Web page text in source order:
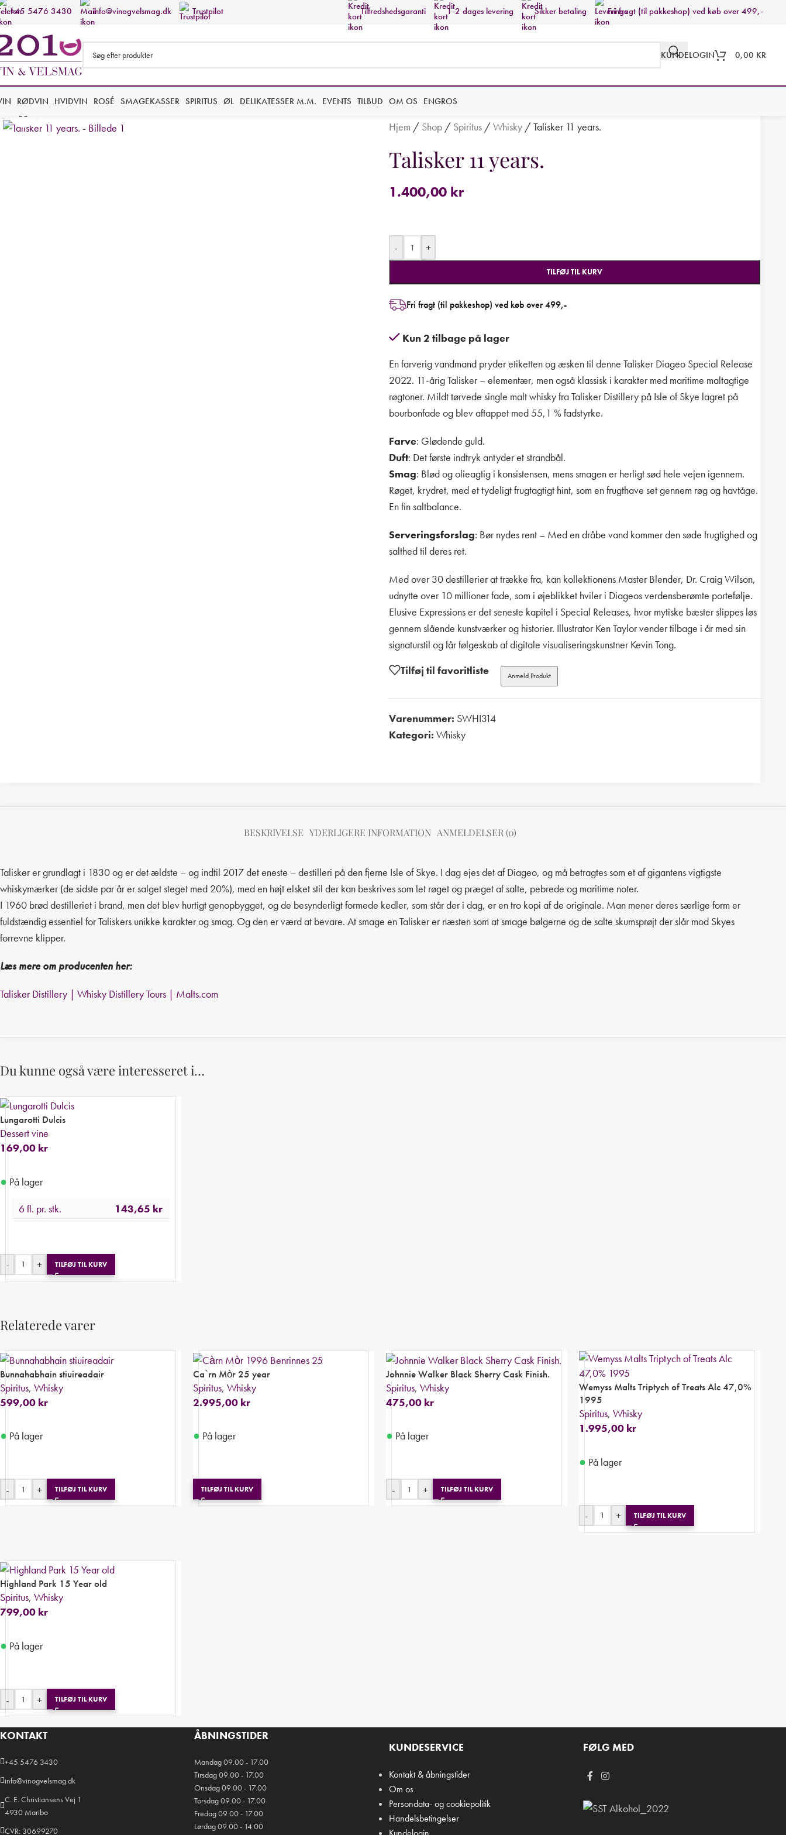
+45 5476 3430 info@vinogvelsmag.dk Trustpilot Tilfredshedsgaranti 1-2 dages levering Sikker betaling Fri fragt (til pakkeshop) ved køb over 499,-
KUNDELOGIN 0,00 KR
RØDVIN HVIDVIN ROSÉ SMAGEKASSER SPIRITUS ØL DELIKATESSER M.M. EVENTS TILBUD OM OS ENGROS
Hjem / Shop/ Spiritus/ Whisky/ Talisker 11 years.
Talisker 11 years.
1.400,00 kr
- +
TILFØJ TIL KURV
Fri fragt (til pakkeshop) ved køb over 499,-
Kun 2 tilbage på lager
En farverig vandmand pryder etiketten og æsken til denne Talisker Diageo Special Release
2022. 11-årig Talisker – elementær, men også klassisk i karakter med maritime maltagtige
røgtoner. Mildt tørvede single malt whisky fra Talisker Distillery på Isle of Skye lagret på
bourbonfade og blev aftappet med 55,1 % fadstyrke.
Farve: Glødende guld.
Duft: Det første indtryk antyder et strandbål.
Smag: Blød og olieagtig i konsistensen, mens smagen er herligt sød hele vejen igennem.
Røget, krydret, med et tydeligt frugtagtigt hint, som en frugthave set gennem røg og havtåge.
En fin saltbalance.
Serveringsforslag: Bør nydes rent – Med en dråbe vand kommer den søde frugtighed og
salthed til deres ret.
Med over 30 destillerier at trække fra, kan kollektionens Master Blender, Dr. Craig Wilson,
udnytte over 10 millioner fade, som i øjeblikket hviler i Diageos verdensberømte portefølje.
Elusive Expressions er det seneste kapitel i Special Releases, hvor mytiske bæster slippes løs
gennem slående kunstværker og historier. Illustrator Ken Taylor vender tilbage i år med sin
signaturstil og får følgeskab af digitale visualiseringskunstner Kevin Tong.
Tilføj til favoritliste
Anmeld Produkt
Varenummer: SWHI314
Kategori: Whisky
BESKRIVELSE YDERLIGERE INFORMATION ANMELDELSER (0)
Talisker er grundlagt i 1830 og er det ældste – og indtil 2017 det eneste – destilleri på den fjerne Isle of Skye. I dag ejes det af Diageo, og må betragtes som et af gigantens vigtigste
whiskymærker (de sidste par år er salget steget med 20%), med en højt elsket stil der kan beskrives som let røget og præget af salte, pebrede og maritime noter.
I 1960 brød destilleriet i brand, men det blev hurtigt genopbygget, og de besynderligt formede kedler, som står der i dag, er en tro kopi af de originale. Man mener deres særlige form er
fuldstændig essentiel for Taliskers unikke karakter og smag. Og den er værd at bevare. At smage en Talisker er næsten som at smage bølgerne og de salte skumsprøjt der slår mod Skyes
forrevne klipper.
Læs mere om producenten her:
Talisker Distillery | Whisky Distillery Tours | Malts.com
Du kunne også være interesseret i…
Lungarotti Dulcis
Dessert vine
169,00 kr
● På lager
6 fl. pr. stk.
143,65 kr
- + TILFØJ TIL KURV
Relaterede varer
Bunnahabhain stiuireadair
Spiritus, Whisky
599,00 kr
● På lager
- + TILFØJ TIL KURV
Ca`rn Mòr 25 year
Spiritus, Whisky
2.995,00 kr
● På lager
TILFØJ TIL KURV
Johnnie Walker Black Sherry Cask Finish.
Spiritus, Whisky
475,00 kr
● På lager
- + TILFØJ TIL KURV
Wemyss Malts Triptych of Treats Alc 47,0%
1995
Spiritus, Whisky
1.995,00 kr
● På lager
- + TILFØJ TIL KURV
Highland Park 15 Year old
Spiritus, Whisky
799,00 kr
● På lager
- + TILFØJ TIL KURV
KONTAKT
+45 5476 3430
info@vinogvelsmag.dk
C. E. Christiansens Vej 1
4930 Maribo
CVR: 30699270
ÅBNINGSTIDER
Mandag 09.00 - 17.00
Tirsdag 09.00 - 17.00
Onsdag 09.00 - 17.00
Torsdag 09.00 - 17.00
Fredag 09.00 - 17.00
Lørdag 09.00 - 14.00
KUNDESERVICE
Kontakt & åbningstider
Om os
Persondata- og cookiepolitik
Handelsbetingelser
FØLG MED